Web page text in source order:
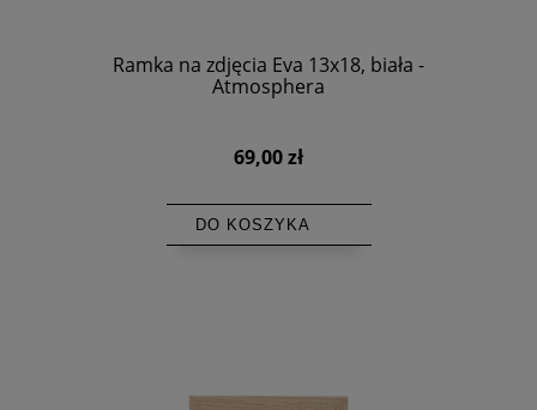
Ramka na zdjęcia Eva 13x18, biała -
Atmosphera
69,00 zł
DO KOSZYKA